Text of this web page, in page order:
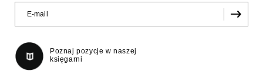
Poznaj pozycje w naszej
księgarni